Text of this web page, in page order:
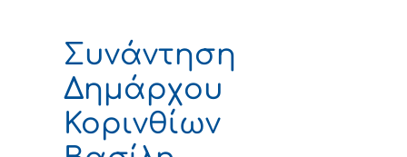
Συνάντηση
Δημάρχου
Κορινθίων